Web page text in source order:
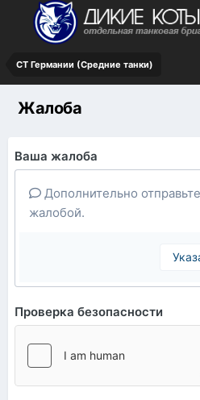
СТ Германии (Средние танки)
Жалоба
Ваша жалоба
Дополнительно
жалобой.
Проверка безопасности